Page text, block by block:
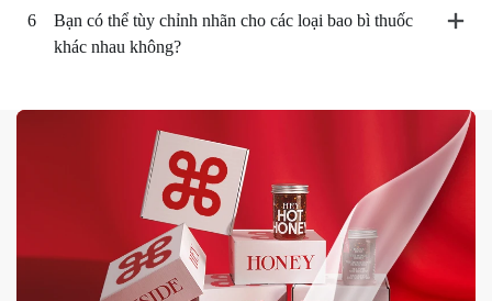
6
Bạn có thể tùy chỉnh nhãn cho các loại bao bì thuốc
khác nhau không?